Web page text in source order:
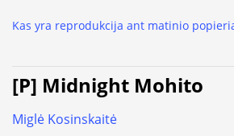
Kas yra reprodukcija ant matinio
[P] Midnight Mohito
Miglė Kosinskaitė